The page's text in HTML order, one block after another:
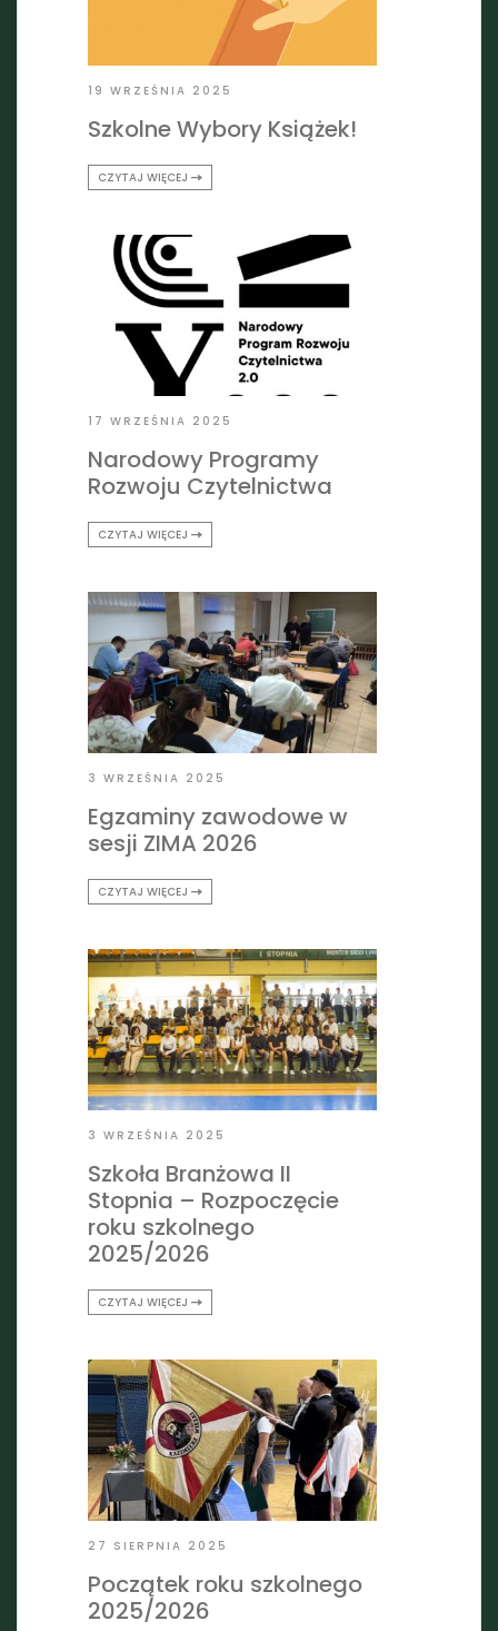
19 WRZEŚNIA 2025
Szkolne Wybory Książek!
CZYTAJ WIĘCEJ
17 WRZEŚNIA 2025
Narodowy Programy
Rozwoju Czytelnictwa
CZYTAJ WIĘCEJ
3 WRZEŚNIA 2025
Egzaminy zawodowe w
sesji ZIMA 2026
CZYTAJ WIĘCEJ
3 WRZEŚNIA 2025
Szkoła Branżowa II
Stopnia – Rozpoczęcie
roku szkolnego
2025/2026
CZYTAJ WIĘCEJ
27 SIERPNIA 2025
Początek roku szkolnego
2025/2026